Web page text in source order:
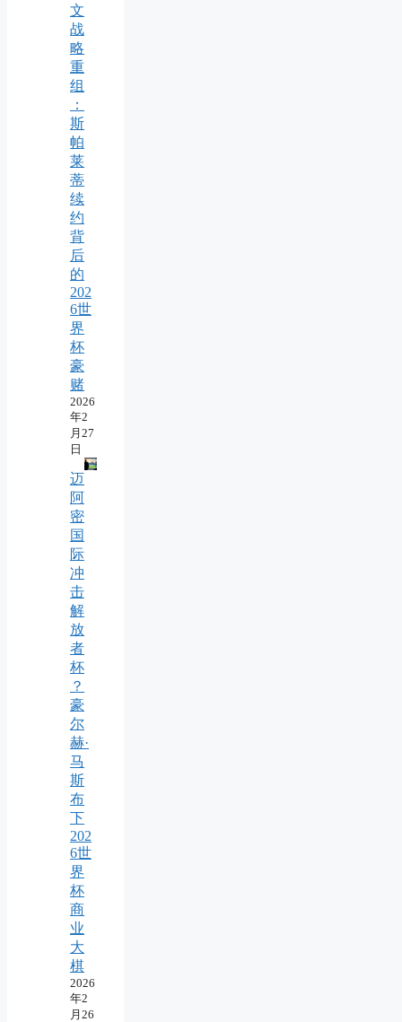
文
战
略
重
组
：
斯
帕
莱
蒂
续
约
背
后
的
202
6世
界
杯
豪
赌
2026
年2
月27
日
迈
阿
密
国
际
冲
击
解
放
者
杯
？
豪
尔
赫·
马
斯
布
下
202
6世
界
杯
商
业
大
棋
2026
年2
月26